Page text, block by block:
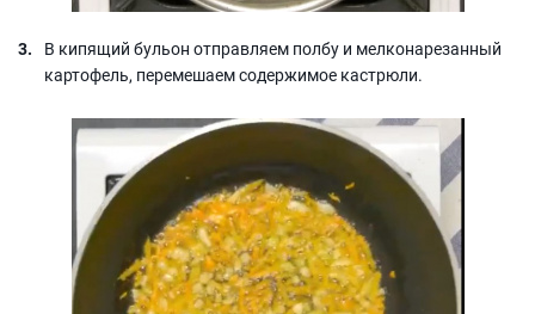
В кипящий бульон отправляем полбу и мелконарезанный
картофель, перемешаем содержимое кастрюли.